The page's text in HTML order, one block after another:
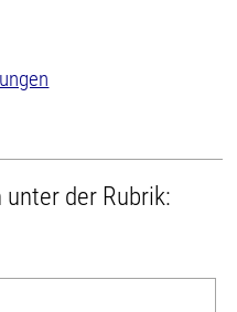
der Rubrik: